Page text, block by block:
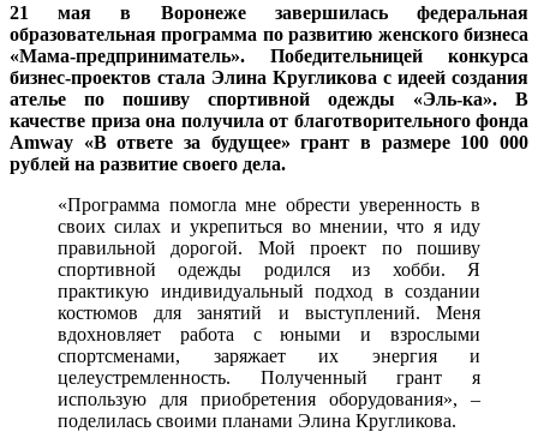
21 мая в Воронеже завершилась федеральная
образовательная программа по развитию женского бизнеса
«Мама-предприниматель». Победительницей конкурса
бизнес-проектов стала Элина Кругликова с идеей создания
ателье по пошиву спортивной одежды «Эль-ка». В
качестве приза она получила от благотворительного фонда
Amway «В ответе за будущее» грант в размере 100 000
рублей на развитие своего дела.
«Программа помогла мне обрести уверенность в
своих силах и укрепиться во мнении, что я иду
правильной дорогой. Мой проект по пошиву
спортивной одежды родился из хобби. Я
практикую индивидуальный подход в создании
костюмов для занятий и выступлений. Меня
вдохновляет работа с юными и взрослыми
спортсменами, заряжает их энергия и
целеустремленность. Полученный грант я
использую для приобретения оборудования», –
поделилась своими планами Элина Кругликова.